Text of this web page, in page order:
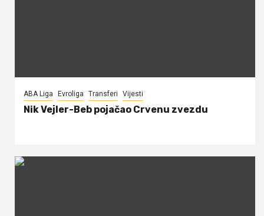
ABA Liga Evroliga Transferi Vijesti
Nik Vejler-Beb pojačao Crvenu zvezdu